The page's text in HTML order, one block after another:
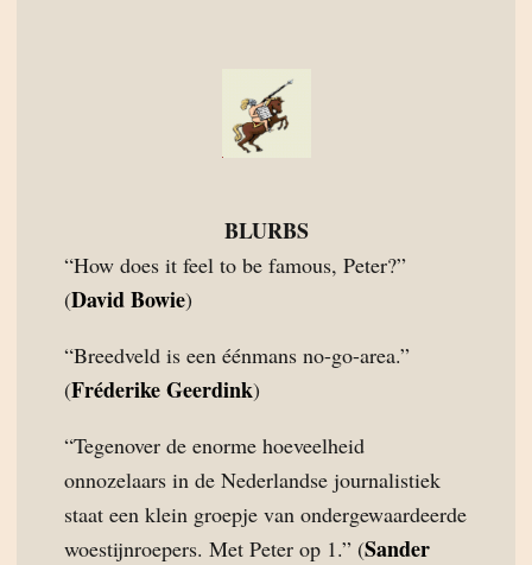
BLURBS
“How does it feel to be famous, Peter?”
(David Bowie)
“Breedveld is een éénmans no-go-area.”
(Fréderike Geerdink)
“Tegenover de enorme hoeveelheid
onnozelaars in de Nederlandse journalistiek
staat een klein groepje van ondergewaardeerde
woestijnroepers. Met Peter op 1.” (Sander